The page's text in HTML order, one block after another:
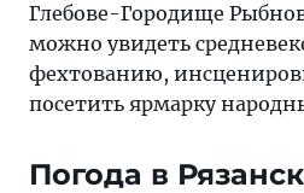
Глебове-Городище
можно увидеть
фехтованию,
посетить ярмарку
Погода в